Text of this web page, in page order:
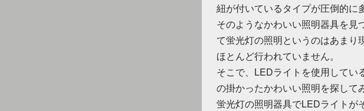
紐が付いているタイプが圧倒的に
そのようなかわいい照明器具を見
て蛍光灯の照明というのはあまり
ほとんど行われていません。
そこで、LEDライトを使用してい
の掛かったかわいい照明を探して
蛍光灯の照明器具でLEDライトが